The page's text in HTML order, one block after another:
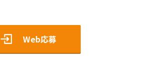
Web応募